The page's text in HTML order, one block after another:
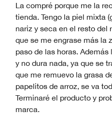
La compré porque me la
tienda. Tengo la piel mixta
nariz y seca en el resto del
que se me engrase más la
paso de las horas.
y no dura nada, ya que se
que me remuevo la grasa
papelitos de arroz, se va
Terminaré el producto y
marca.